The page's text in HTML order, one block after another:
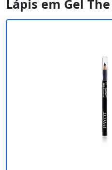
Lápis em Gel